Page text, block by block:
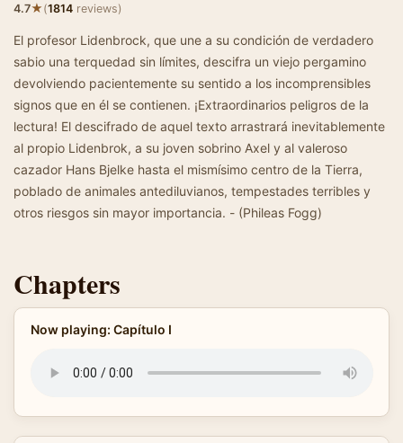
4.7★(1814 reviews)
El profesor Lidenbrock, que une a su condición de verdadero
sabio una terquedad sin límites, descifra un viejo pergamino
devolviendo pacientemente su sentido a los incomprensibles
signos que en él se contienen. ¡Extraordinarios peligros de la
lectura! El descifrado de aquel texto arrastrará inevitablemente
al propio Lidenbrok, a su joven sobrino Axel y al valeroso
cazador Hans Bjelke hasta el mismísimo centro de la Tierra,
poblado de animales antediluvianos, tempestades terribles y
otros riesgos sin mayor importancia. - (Phileas Fogg)
Chapters
Now playing: Capítulo I